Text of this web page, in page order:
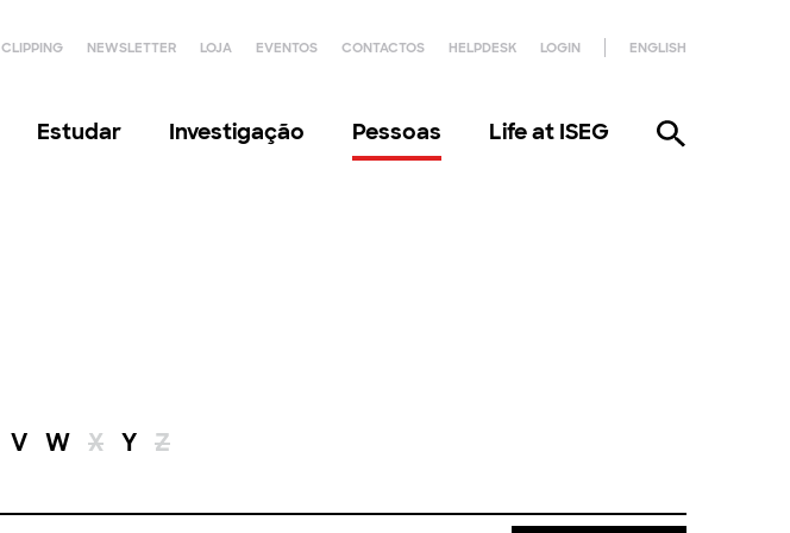
CLIPPING NEWSLETTER LOJA EVENTOS CONTACTOS HELPDESK LOGIN ENGLISH
Estudar Investigação Pessoas Life at ISEG
V W X Y Z